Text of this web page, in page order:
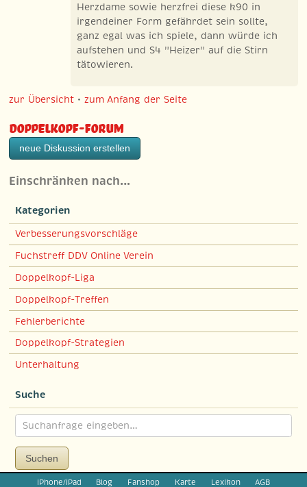
Herzdame sowie herzfrei diese k90 in
irgendeiner Form gefährdet sein sollte,
ganz egal was ich spiele, dann würde ich
aufstehen und S4 "Heizer" auf die Stirn
tätowieren.
zur Übersicht •zum Anfang der Seite
Doppelkopf-Forum
neue Diskussion erstellen
Einschränken nach…
Kategorien
Verbesserungsvorschläge
Fuchstreff DDV Online Verein
Doppelkopf-Liga
Doppelkopf-Treffen
Fehlerberichte
Doppelkopf-Strategien
Unterhaltung
Suche
Suchen
iPhone/iPad Blog Fanshop Karte Lexikon AGB